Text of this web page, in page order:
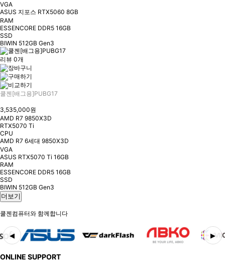
VGA
ASUS 지포스 RTX5060 8GB
RAM
ESSENCORE DDR5 16GB
SSD
BIWIN 512GB Gen3
리뷰 0개
쿨젠[배그용]PUBG17
3,535,000원
AMD R7 9850X3D
RTX5070 Ti
CPU
AMD R7 6세대 9850X3D
VGA
ASUS RTX5070 Ti 16GB
RAM
ESSENCORE DDR5 16GB
SSD
BIWIN 512GB Gen3
더보기
쿨젠컴퓨터와 함께합니다
◀ ▶
ONLINE SUPPORT